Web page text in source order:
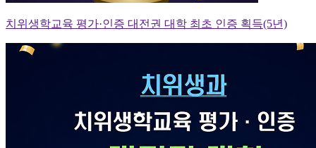
치위생학교육 평가·인증 대전권 대학 최초 인증 획득(5년)